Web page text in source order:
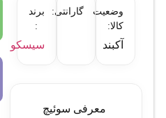
وضعیت
کالا:
آکبند
گارانتی:
برند
:
سیسکو
معرفی سوئیچ